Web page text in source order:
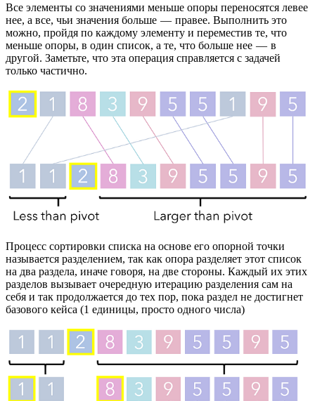
Все элементы со значениями меньше опоры переносятся левее
нее, а все, чьи значения больше — правее. Выполнить это
можно, пройдя по каждому элементу и переместив те, что
меньше опоры, в один список, а те, что больше нее — в
другой. Заметьте, что эта операция справляется с задачей
только частично.
Процесс сортировки списка на основе его опорной точки
называется разделением, так как опора разделяет этот список
на два раздела, иначе говоря, на две стороны. Каждый их этих
разделов вызывает очередную итерацию разделения сам на
себя и так продолжается до тех пор, пока раздел не достигнет
базового кейса (1 единицы, просто одного числа)